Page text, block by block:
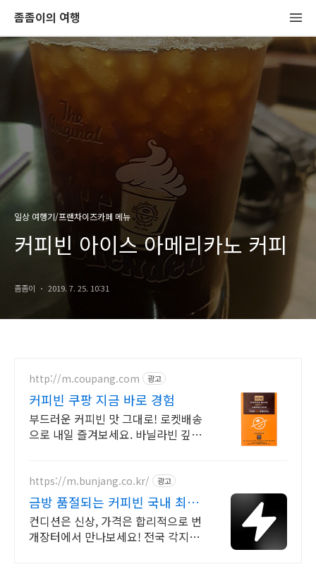
좀좀이의 여행
일상 여행기/프랜차이즈카페 메뉴
커피빈 아이스 아메리카노 커피
좀좀이 2019. 7. 25. 10:31
http://m.coupang.com 광고
커피빈 쿠팡 지금 바로 경험
부드러운 커피빈 맛 그대로! 로켓배송
으로 내일 즐겨보세요. 바닐라빈 깊은
https://m.bunjang.co.kr/ 광고
금방 품절되는 커피빈 국내 최대
브랜드 중고거래
컨디션은 신상, 가격은 합리적으로 번
개장터에서 만나보세요! 전국 각지에